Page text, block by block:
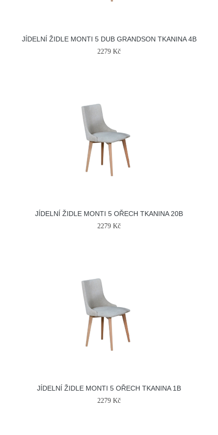
JÍDELNÍ ŽIDLE MONTI 5 DUB GRANDSON TKANINA 4B
2279 Kč
JÍDELNÍ ŽIDLE MONTI 5 OŘECH TKANINA 20B
2279 Kč
JÍDELNÍ ŽIDLE MONTI 5 OŘECH TKANINA 1B
2279 Kč